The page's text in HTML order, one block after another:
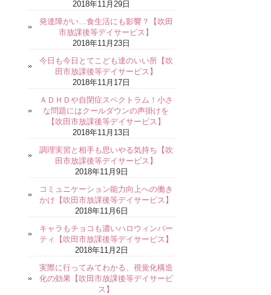
2018年11月29日
発達障がい…食生活にも影響？【吹田
市放課後等デイサービス】
2018年11月23日
今日も今日とてこども達のいい所【吹
田市放課後等デイサービス】
2018年11月17日
ＡＤＨＤや自閉症スペクトラム！小さ
な問題にはクールダウンの声掛けを
【吹田市放課後等デイサービス】
2018年11月13日
調理実習と相手も思いやる気持ち【吹
田市放課後等デイサービス】
2018年11月9日
コミュニケーション能力向上への働き
かけ【吹田市放課後等デイサービス】
2018年11月6日
キャラもチョコも濃いハロウィンパー
ティ【吹田市放課後等デイサービス】
2018年11月2日
実際に行ってみてわかる、視覚化構造
化の効果【吹田市放課後等デイサービ
ス】